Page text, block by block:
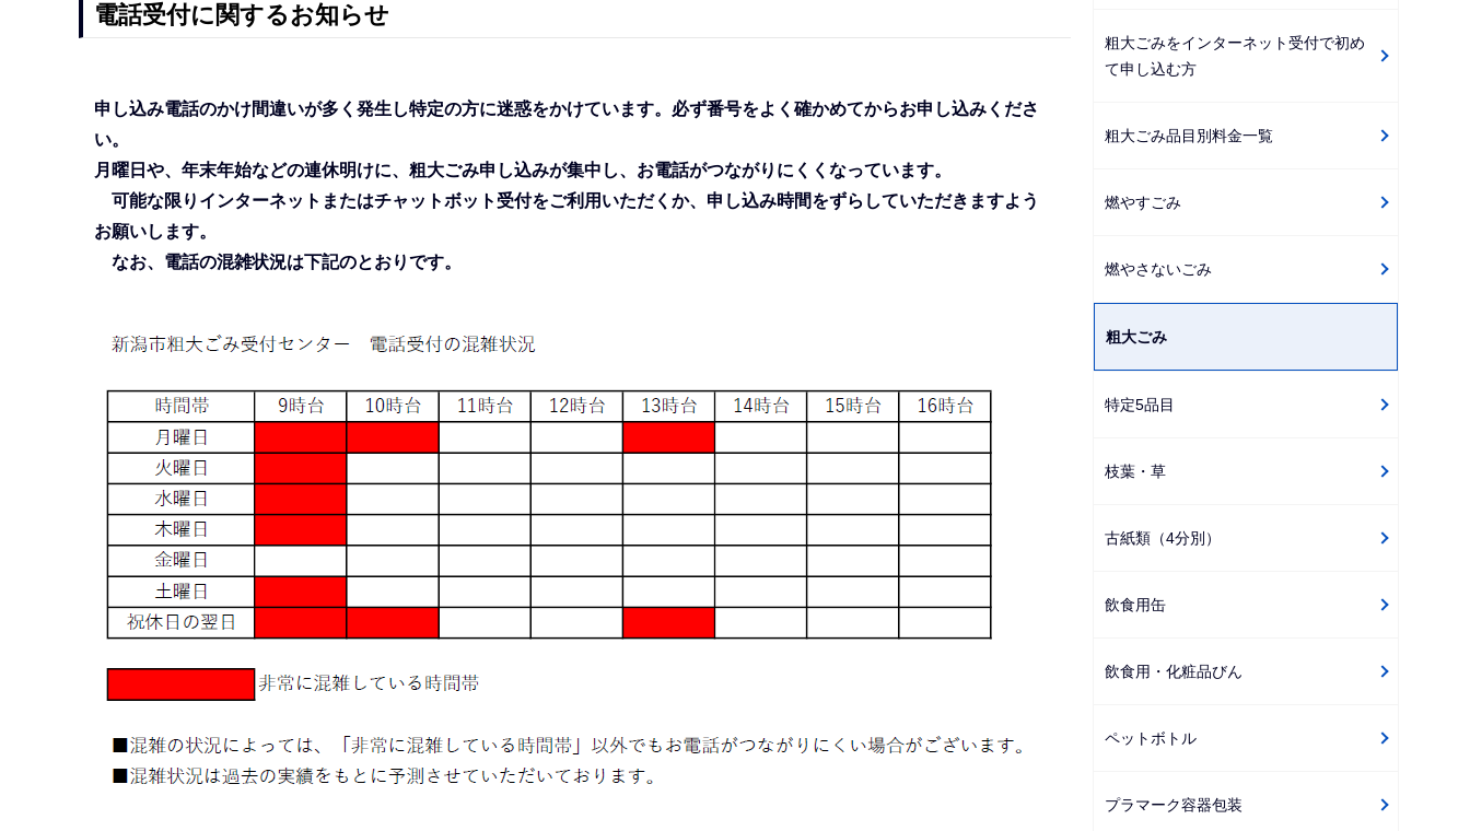
電話受付に関するお知らせ
申し込み電話のかけ間違いが多く発生し特定の方に迷惑をかけています。必ず番号をよく確かめてからお申し込みくださ
い。
月曜日や、年末年始などの連休明けに、粗大ごみ申し込みが集中し、お電話がつながりにくくなっています。
可能な限りインターネットまたはチャットボット受付をご利用いただくか、申し込み時間をずらしていただきますよう
お願いします。
なお、電話の混雑状況は下記のとおりです。
粗大ごみをインターネット受付で初め
て申し込む方
粗大ごみ品目別料金一覧
燃やすごみ
燃やさないごみ
粗大ごみ
特定5品目
枝葉・草
古紙類（4分別）
飲食用缶
飲食用・化粧品びん
ペットボトル
プラマーク容器包装